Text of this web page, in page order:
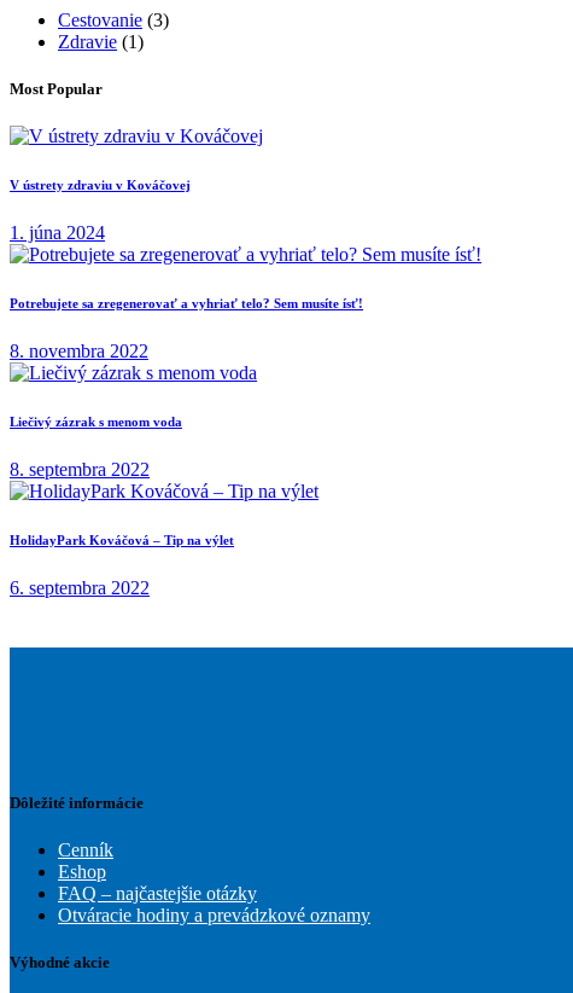
Cestovanie (3)
Zdravie (1)
Most Popular
V ústrety zdraviu v Kováčovej
1. júna 2024
Potrebujete sa zregenerovať a vyhriať telo? Sem musíte ísť!
8. novembra 2022
Liečivý zázrak s menom voda
8. septembra 2022
HolidayPark Kováčová – Tip na výlet
6. septembra 2022
Dôležité informácie
Cenník
Eshop
FAQ – najčastejšie otázky
Otváracie hodiny a prevádzkové oznamy
Výhodné akcie